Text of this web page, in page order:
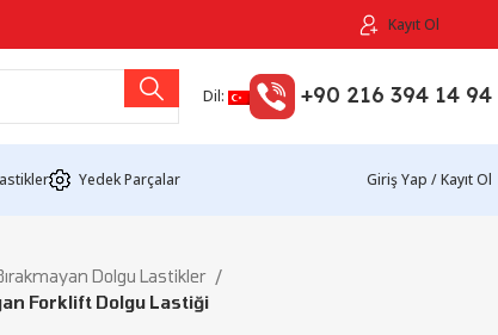
Kayıt Ol
Dil: +90 216 394 14 94
Yedek Parçalar Giriş Yap / Kayıt Ol
Dolgu Lastikler
Forklift Dolgu Lastiği